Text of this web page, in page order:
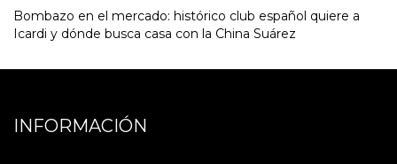
Bombazo en el mercado: histórico club español quiere a
Icardi y dónde busca casa con la China Suárez
INFORMACIÓN